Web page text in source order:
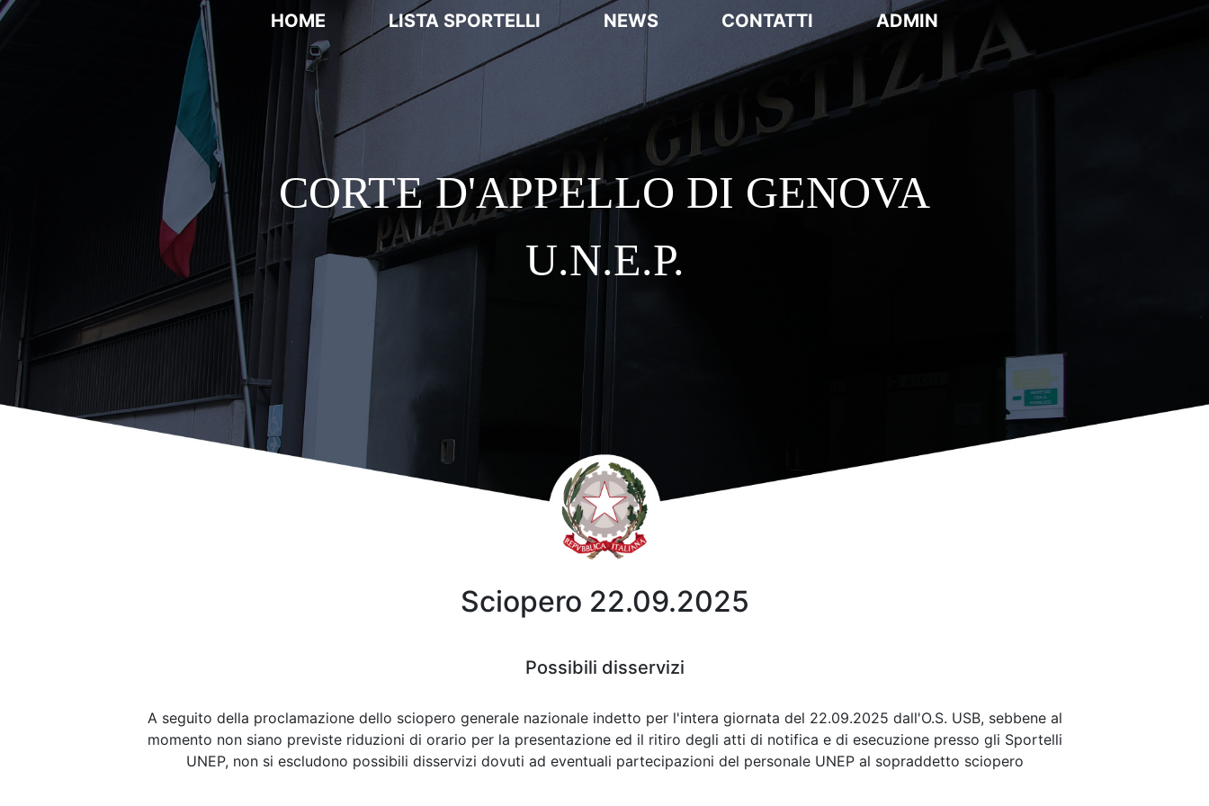
HOME LISTA SPORTELLI NEWS CONTATTI ADMIN
CORTE D'APPELLO DI GENOVA
U.N.E.P.
Sciopero 22.09.2025
Possibili disservizi
A seguito della proclamazione dello sciopero generale nazionale indetto per l'intera giornata del 22.09.2025 dall'O.S. USB, sebbene al
momento non siano previste riduzioni di orario per la presentazione ed il ritiro degli atti di notifica e di esecuzione presso gli Sportelli
UNEP, non si escludono possibili disservizi dovuti ad eventuali partecipazioni del personale UNEP al sopraddetto sciopero